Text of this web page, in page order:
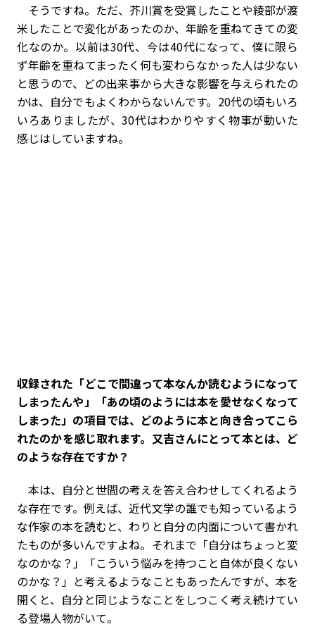
そうですね。ただ、芥川賞を受賞したことや綾部が渡
米したことで変化があったのか、年齢を重ねてきての変
化なのか。以前は30代、今は40代になって、僕に限ら
ず年齢を重ねてまったく何も変わらなかった人は少ない
と思うので、どの出来事から大きな影響を与えられたの
かは、自分でもよくわからないんです。20代の頃もいろ
いろありましたが、30代はわかりやすく物事が動いた
感じはしていますね。
――収録された「どこで間違って本なんか読むようになって
しまったんや」「あの頃のようには本を愛せなくなって
しまった」の項目では、どのように本と向き合ってこら
れたのかを感じ取れます。又吉さんにとって本とは、ど
のような存在ですか？
本は、自分と世間の考えを答え合わせしてくれるよう
な存在です。例えば、近代文学の誰でも知っているよう
な作家の本を読むと、わりと自分の内面について書かれ
たものが多いんですよね。それまで「自分はちょっと変
なのかな？」「こういう悩みを持つこと自体が良くない
のかな？」と考えるようなこともあったんですが、本を
開くと、自分と同じようなことをしつこく考え続けてい
る登場人物がいて。